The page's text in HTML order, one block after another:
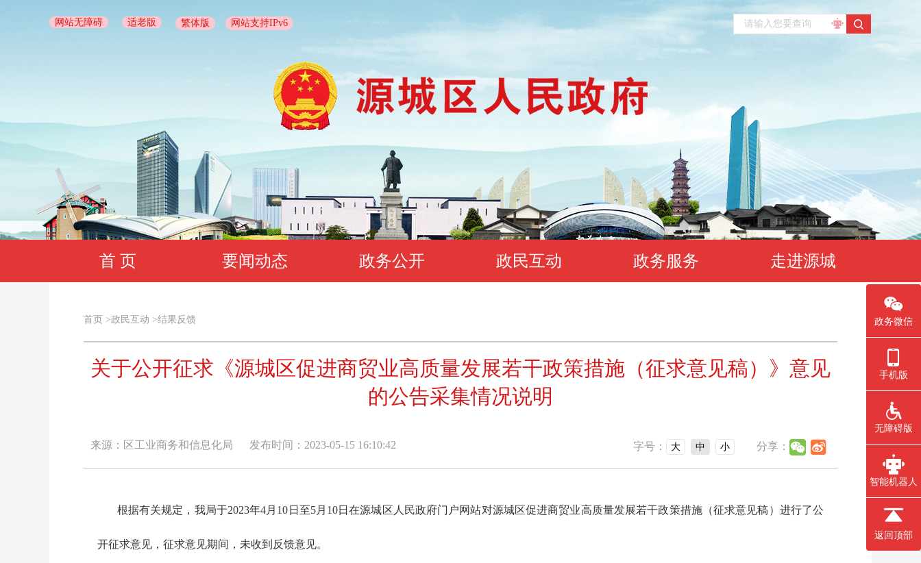
网站无障碍 适老版 繁体版 网站支持IPv6
首 页 要闻动态 政务公开 政民互动 政务服务 走进源城
首页 >政民互动 >结果反馈
关于公开征求《源城区促进商贸业高质量发展若干政策措施（征求意见稿）》意见
的公告采集情况说明
来源：区工业商务和信息化局 发布时间：2023-05-15 16:10:42 字号： 大 中 小 分享：
根据有关规定，我局于2023年4月10日至5月10日在源城区人民政府门户网站对源城区促进商贸业高质量发展若干政策措施（征求意见稿）进行了公
开征求意见，征求意见期间，未收到反馈意见。
政务微信
手机版
无障碍版
智能机器人
返回顶部